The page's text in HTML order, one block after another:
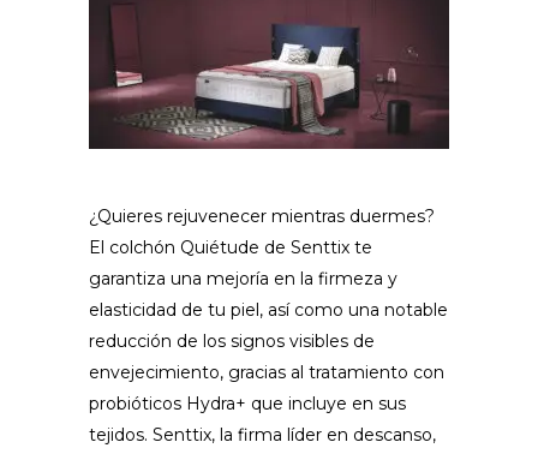
¿Quieres rejuvenecer mientras duermes?
El colchón Quiétude de Senttix te
garantiza una mejoría en la firmeza y
elasticidad de tu piel, así como una notable
reducción de los signos visibles de
envejecimiento, gracias al tratamiento con
probióticos Hydra+ que incluye en sus
tejidos. Senttix, la firma líder en descanso,